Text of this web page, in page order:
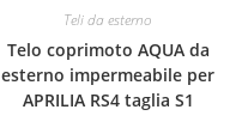
Teli da esterno
Telo coprimoto AQUA da
esterno impermeabile per
APRILIA RS4 taglia S1